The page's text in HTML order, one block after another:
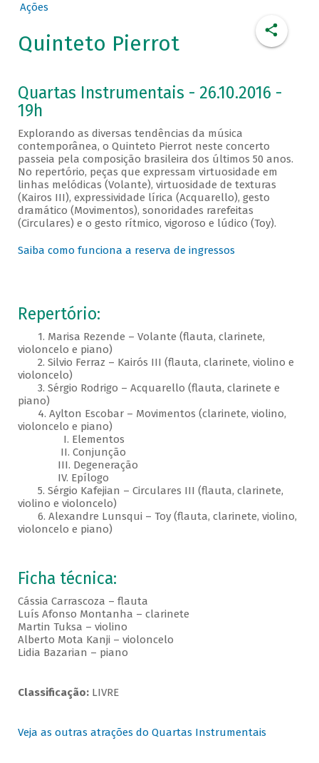
Ações
Quinteto Pierrot
Quartas Instrumentais - 26.10.2016 -
19h
Explorando as diversas tendências da música
contemporânea, o Quinteto Pierrot neste concerto
passeia pela composição brasileira dos últimos 50 anos.
No repertório, peças que expressam virtuosidade em
linhas melódicas (Volante), virtuosidade de texturas
(Kairos III), expressividade lírica (Acquarello), gesto
dramático (Movimentos), sonoridades rarefeitas
(Circulares) e o gesto rítmico, vigoroso e lúdico (Toy).
Saiba como funciona a reserva de ingressos
Repertório:
1. Marisa Rezende – Volante (flauta, clarinete,
violoncelo e piano)
2. Silvio Ferraz – Kairós III (flauta, clarinete, violino e
violoncelo)
3. Sérgio Rodrigo – Acquarello (flauta, clarinete e
piano)
4. Aylton Escobar – Movimentos (clarinete, violino,
violoncelo e piano)
I. Elementos
II. Conjunção
III. Degeneração
IV. Epílogo
5. Sérgio Kafejian – Circulares III (flauta, clarinete,
violino e violoncelo)
6. Alexandre Lunsqui – Toy (flauta, clarinete, violino,
violoncelo e piano)
Ficha técnica:
Cássia Carrascoza – flauta
Luís Afonso Montanha – clarinete
Martin Tuksa – violino
Alberto Mota Kanji – violoncelo
Lidia Bazarian – piano
Classificação:LIVRE
Veja as outras atrações do Quartas Instrumentais